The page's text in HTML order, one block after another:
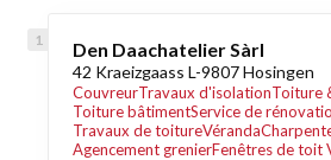
Den Daachatelier Sàrl
42 Kraeizgaass L-9807 Hosingen
CouvreurTravaux d'isolationToiture
Toiture bâtimentService de
Travaux de toitureVéranda
Agencement grenierFenêtres de toit